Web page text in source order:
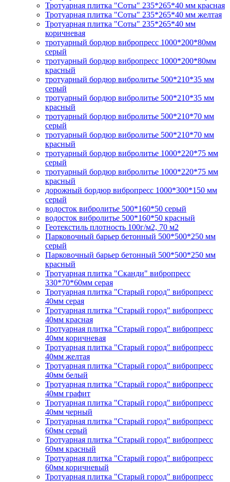
Тротуарная плитка "Соты" 235*265*40 мм красная
Тротуарная плитка "Соты" 235*265*40 мм желтая
Тротуарная плитка "Соты" 235*265*40 мм
коричневая
тротуарный бордюр вибропресс 1000*200*80мм
серый
тротуарный бордюр вибропресс 1000*200*80мм
красный
тротуарный бордюр вибролитье 500*210*35 мм
серый
тротуарный бордюр вибролитье 500*210*35 мм
красный
тротуарный бордюр вибролитье 500*210*70 мм
серый
тротуарный бордюр вибролитье 500*210*70 мм
красный
тротуарный бордюр вибролитье 1000*220*75 мм
серый
тротуарный бордюр вибролитье 1000*220*75 мм
красный
дорожный бордюр вибропресс 1000*300*150 мм
серый
водосток вибролитье 500*160*50 серый
водосток вибролитье 500*160*50 красный
Геотекстиль плотность 100г/м2, 70 м2
Парковочный барьер бетонный 500*500*250 мм
серый
Парковочный барьер бетонный 500*500*250 мм
красный
Тротуарная плитка "Сканди" вибропресс
330*70*60мм серая
Тротуарная плитка "Старый город" вибропресс
40мм серая
Тротуарная плитка "Старый город" вибропресс
40мм красная
Тротуарная плитка "Старый город" вибропресс
40мм коричневая
Тротуарная плитка "Старый город" вибропресс
40мм желтая
Тротуарная плитка "Старый город" вибропресс
40мм белый
Тротуарная плитка "Старый город" вибропресс
40мм графит
Тротуарная плитка "Старый город" вибропресс
40мм черный
Тротуарная плитка "Старый город" вибропресс
60мм серый
Тротуарная плитка "Старый город" вибропресс
60мм красный
Тротуарная плитка "Старый город" вибропресс
60мм коричневый
Тротуарная плитка "Старый город" вибропресс